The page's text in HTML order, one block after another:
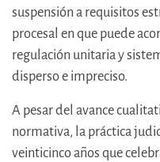
suspensión a requisitos
procesal en que puede
regulación unitaria y
disperso e impreciso.
A pesar del avance
normativa, la práctica
veinticinco años que